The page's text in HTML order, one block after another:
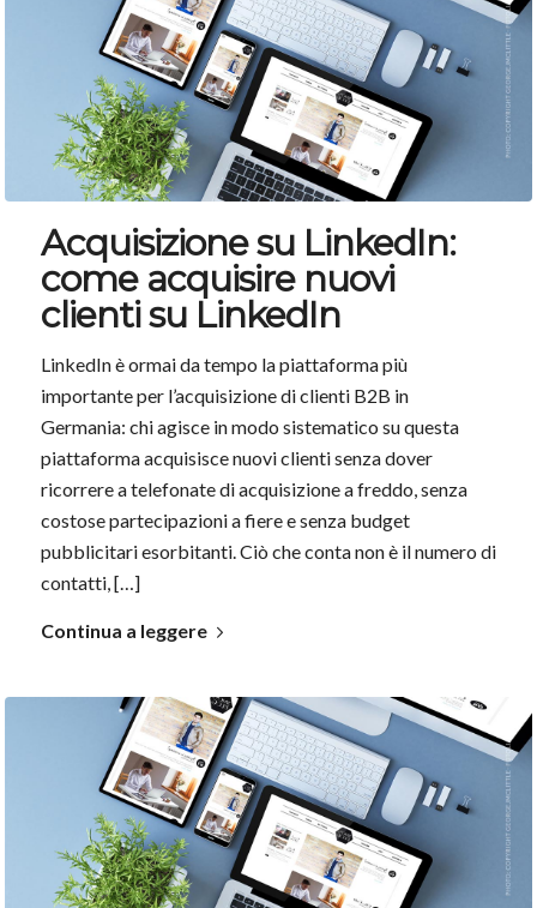
Acquisizione su LinkedIn:
come acquisire nuovi
clienti su LinkedIn
LinkedIn è ormai da tempo la piattaforma più
importante per l’acquisizione di clienti B2B in
Germania: chi agisce in modo sistematico su questa
piattaforma acquisisce nuovi clienti senza dover
ricorrere a telefonate di acquisizione a freddo, senza
costose partecipazioni a fiere e senza budget
pubblicitari esorbitanti. Ciò che conta non è il numero di
contatti, […]
Continua a leggere